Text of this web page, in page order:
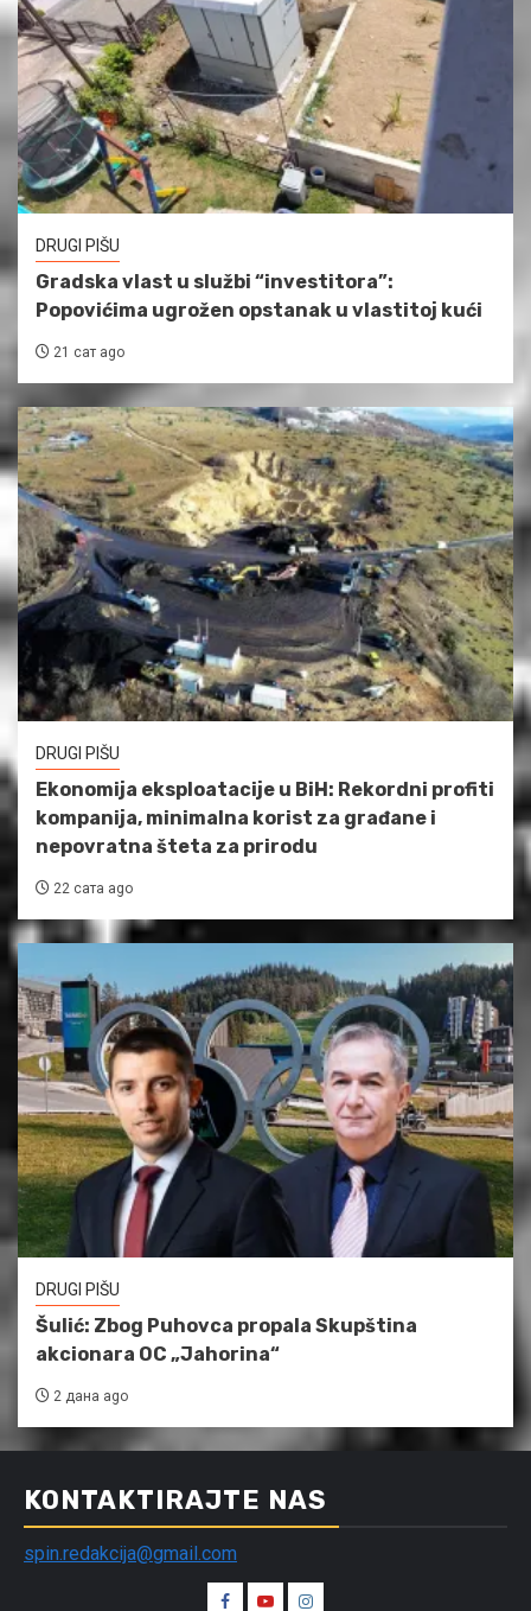
DRUGI PIŠU
Gradska vlast u službi “investitora”:
Popovićima ugrožen opstanak u vlastitoj kući
21 сат ago
DRUGI PIŠU
Ekonomija eksploatacije u BiH: Rekordni profiti
kompanija, minimalna korist za građane i
nepovratna šteta za prirodu
22 сата ago
DRUGI PIŠU
Šulić: Zbog Puhovca propala Skupština
akcionara OC „Jahorina“
2 дана ago
KONTAKTIRAJTE NAS
spin.redakcija@gmail.com
SpinSpin Spin